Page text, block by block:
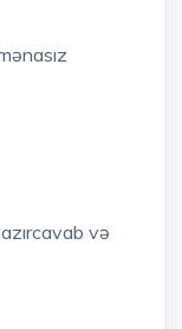
və